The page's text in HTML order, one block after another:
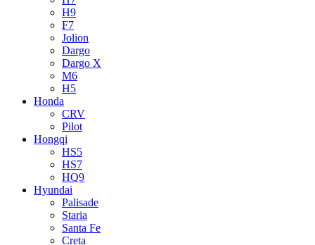
H9
F7
Jolion
Dargo
Dargo X
M6
H5
Honda
CRV
Pilot
Hongqi
HS5
HS7
HQ9
Hyundai
Palisade
Staria
Santa Fe
Creta